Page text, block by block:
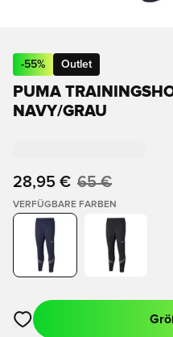
-55% Outlet
PUMA
NAVY/GRAU
28,95 € 65 €
VERFÜGBARE FARBEN
Öffnet ein neues Fenster